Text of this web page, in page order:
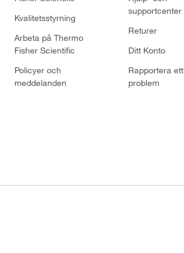
Kvalitetsstyrning
Arbeta på Thermo
Fisher Scientific
Policyer och
meddelanden
supportcenter
Returer
Ditt Konto
Rapportera ett
problem